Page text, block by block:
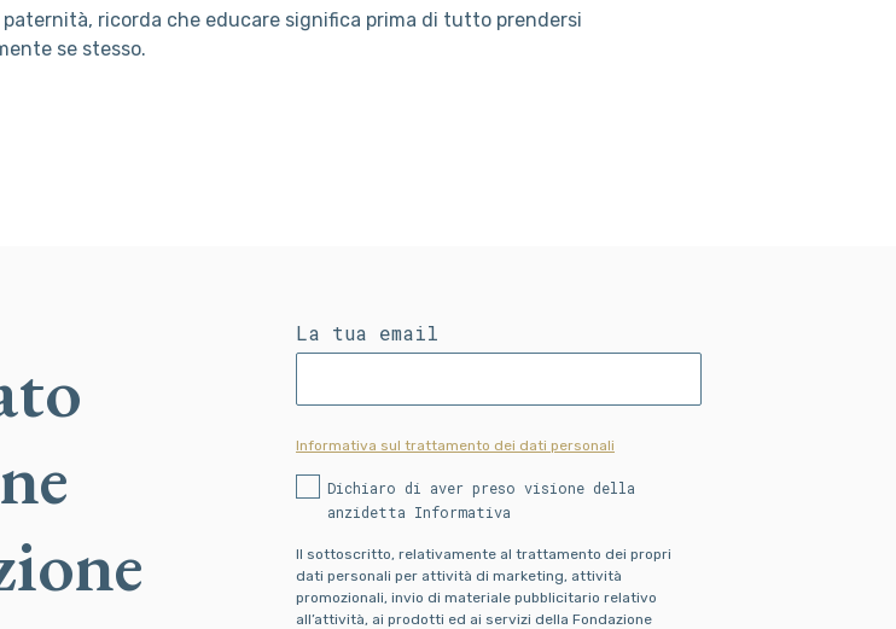
paternità, ricorda che educare significa prima di tutto prendersi
se stesso.
La tua email
Informativa sul trattamento dei dati personali
Dichiaro di aver preso visione della
anzidetta Informativa
Il sottoscritto, relativamente al trattamento dei propri
dati personali per attività di marketing, attività
promozionali, invio di materiale pubblicitario relativo
all’attività, ai prodotti ed ai servizi della Fondazione